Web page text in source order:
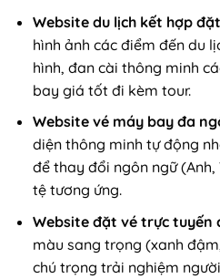
Website du lịch kết hợp
hình ảnh các điểm đến du
hình, đan cài thông minh
bay giá tốt đi kèm tour.
Website vé máy bay đa
diện thông minh tự động
để thay đổi ngôn ngữ
tệ tương ứng.
Website đặt vé trực tuyến
màu sang trọng (xanh
chú trọng trải nghiệm